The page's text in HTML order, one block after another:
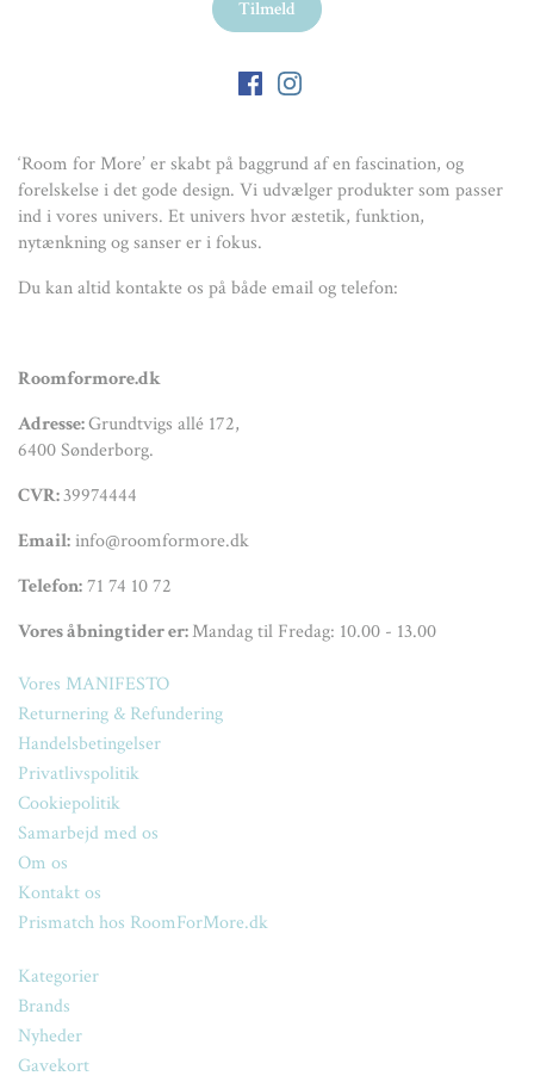
‘Room for More’ er skabt på baggrund af en fascination, og
forelskelse i det gode design. Vi udvælger produkter som passer
ind i vores univers. Et univers hvor æstetik, funktion,
nytænkning og sanser er i fokus.
Du kan altid kontakte os på både email og telefon:
Roomformore.dk
Adresse:Grundtvigs allé 172,
6400 Sønderborg.
CVR:39974444
Email:info@roomformore.dk
Telefon:71 74 10 72
Vores åbningtider er:Mandag til Fredag: 10.00 - 13.00
Vores MANIFESTO
Returnering & Refundering
Handelsbetingelser
Privatlivspolitik
Cookiepolitik
Samarbejd med os
Om os
Kontakt os
Prismatch hos RoomForMore.dk
Kategorier
Brands
Nyheder
Gavekort